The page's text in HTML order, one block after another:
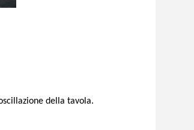
della tavola.